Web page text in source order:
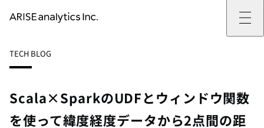
ARISE analyticsとはトップ
ミッション・バリュー
働きがいのある会社づくり
サービス
提供サービストップ
カスタマーサポート改革
ドローン・ビジネス活用
データ・AI人材育成支援
実績
データドリブン改革の推進支援
新規事業の立ち上げ支援
データ分析基盤の構築・活用支援
企業情報トップ
会社概要
ニュース
ニューストップ
技術情報
TECH BLOG
Scala×SparkのUDFとウィンドウ関数
を使って緯度経度データから2点間の距